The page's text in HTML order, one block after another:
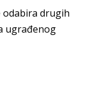
odabira drugih
ugrađenog